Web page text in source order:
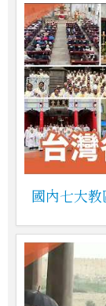
國內七大